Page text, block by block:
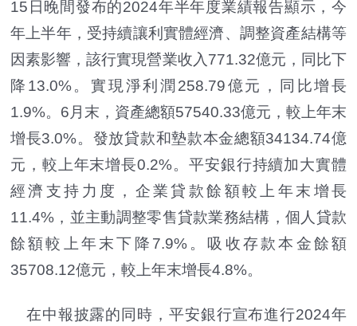
15日晚間發布的2024年半年度業績報告顯示，今
年上半年，受持續讓利實體經濟、調整資產結構等
因素影響，該行實現營業收入771.32億元，同比下
降13.0%。實現淨利潤258.79億元，同比增長
1.9%。6月末，資產總額57540.33億元，較上年末
增長3.0%。發放貸款和墊款本金總額34134.74億
元，較上年末增長0.2%。平安銀行持續加大實體
經濟支持力度，企業貸款餘額較上年末增長
11.4%，並主動調整零售貸款業務結構，個人貸款
餘額較上年末下降7.9%。吸收存款本金餘額
35708.12億元，較上年末增長4.8%。
在中報披露的同時，平安銀行宣布進行2024年